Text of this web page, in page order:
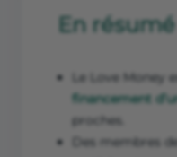
En résumé
Le Love Money
financement
proches.
Des membres